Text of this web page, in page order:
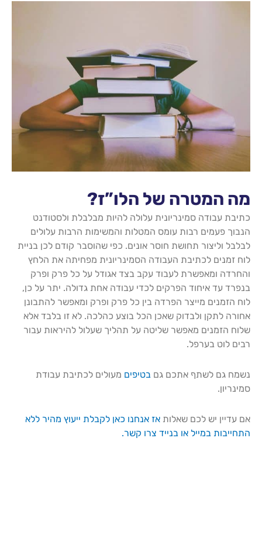
מה המטרה של הלו”ז?
כתיבת עבודה סמינריונית עלולה להיות מבלבלת ולסטודנט
הנבוך פעמים רבות עומס המטלות והמשימות הרבות עלולים
לבלבל וליצור תחושת חוסר אונים. כפי שהוסבר קודם לכן בניית
לוח זמנים לכתיבת העבודה הסמינריונית מפחיתה את הלחץ
והחרדה ומאפשרת לעבוד עקב בצד אגודל על כל פרק ופרק
בנפרד עד איחוד הפרקים לכדי עבודה אחת גדולה. יתר על כן,
לוח הזמנים מייצר הפרדה בין כל פרק ופרק ומאפשר להתבונן
אחורה לתקן ולבדוק שאכן הכל בוצע כהלכה. לא זו בלבד אלא
שלוח הזמנים מאפשר שליטה על תהליך שעלול להיראות עבור
רבים לוט בערפל.
נשמח גם לשתף אתכם גם בטיפים מעולים לכתיבת עבודת
סמינריון.
אם עדיין יש לכם שאלות אז אנחנו כאן לקבלת ייעוץ מהיר ללא
התחייבות במייל או בנייד צרו קשר.